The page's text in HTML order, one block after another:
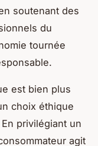
soutenant des
du
tournée
est bien plus
choix éthique
privilégiant un
agit